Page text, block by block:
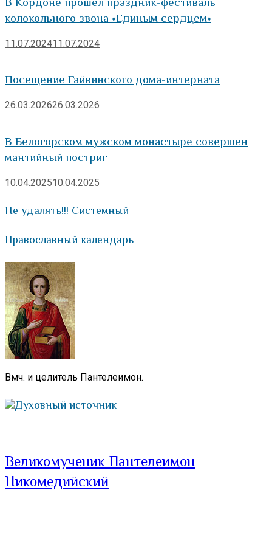
колокольного звона «Единым сердцем»
11.07.202411.07.2024
Посещение Гайвинского дома-интерната
26.03.202626.03.2026
В Белогорском мужском монастыре совершен
мантийный постриг
10.04.202510.04.2025
Не удалять!!! Системный
Православный календарь
Вмч. и целитель Пантелеимон.
Духовный источник
Великомученик Пантелеимон
Никомедийский